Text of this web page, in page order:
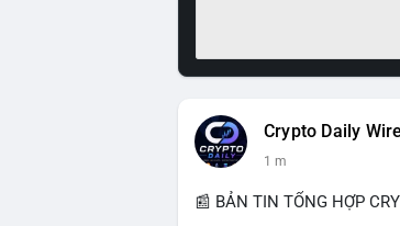
Crypto Daily Wire
1 m
📰 BẢN TIN TỔNG HỢP